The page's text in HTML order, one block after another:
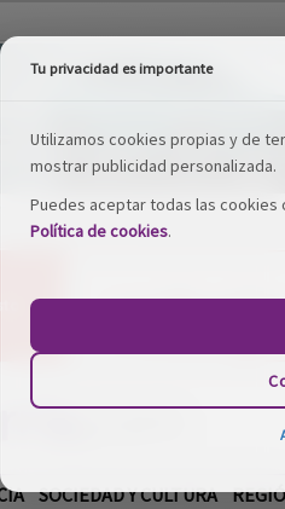
SOCIEDAD Y CULTURA
Tu privacidad es importante
Utilizamos cookies propias y de
mostrar publicidad personalizada.
Puedes aceptar todas las
Política de cookies.